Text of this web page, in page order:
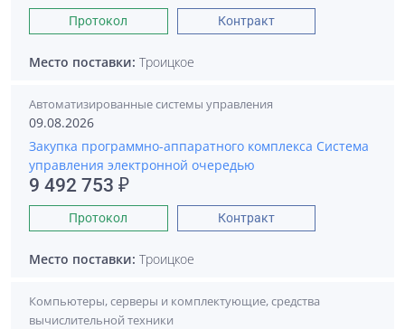
Протокол Контракт
Место поставки: Троицкое
Автоматизированные системы управления
09.08.2026
Закупка программно-аппаратного комплекса Система
управления электронной очередью
9 492 753 ₽
Протокол Контракт
Место поставки: Троицкое
Компьютеры, серверы и комплектующие, средства
вычислительной техники